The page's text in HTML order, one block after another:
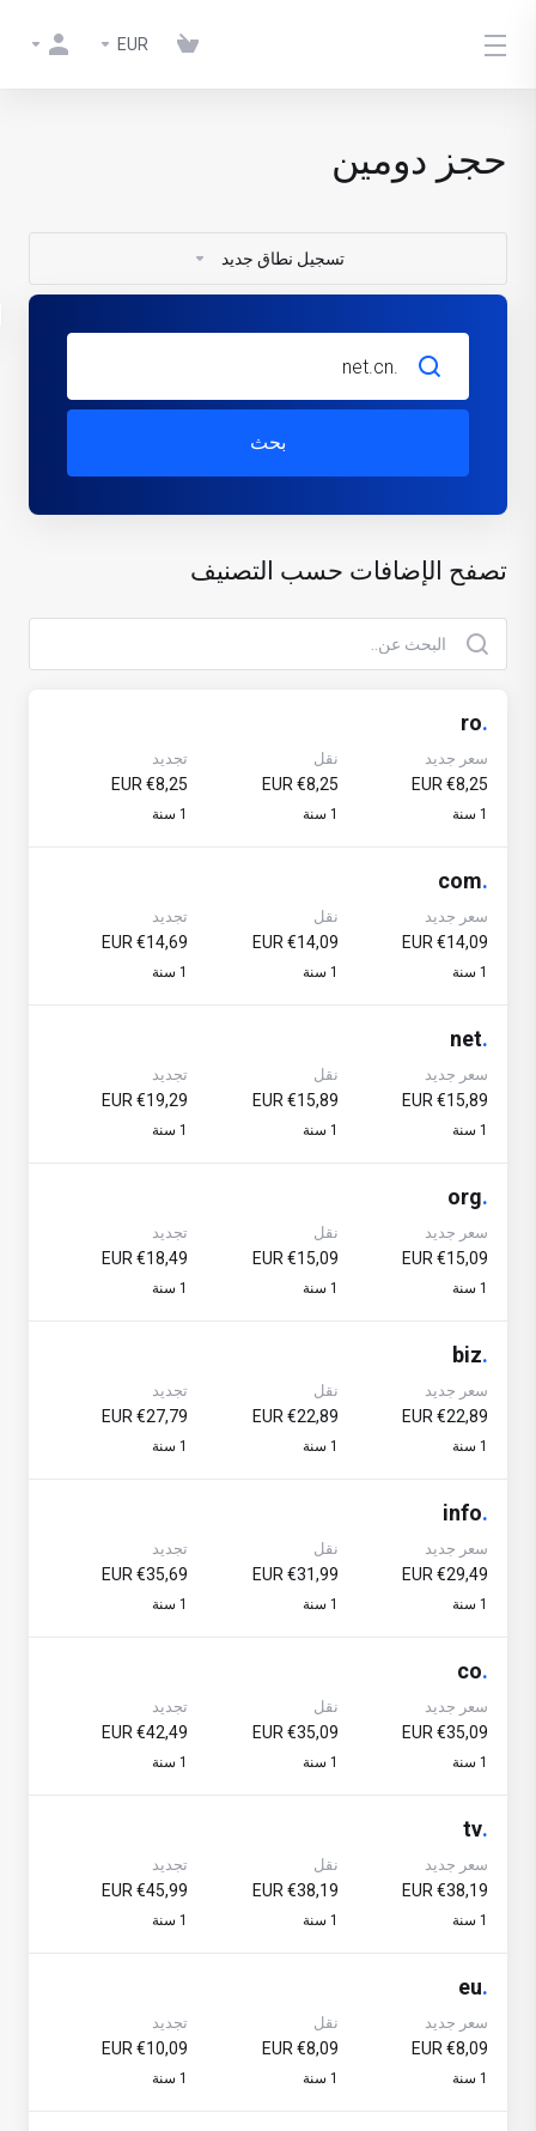
EUR
حجز دومين
تسجيل نطاق جديد
بحث
تصفح الإضافات حسب التصنيف
.
ro
سعر جديد
€8,25 EUR
1 سنة
نقل
€8,25 EUR
1 سنة
تجديد
€8,25 EUR
1 سنة
.
com
سعر جديد
€14,09 EUR
1 سنة
نقل
€14,09 EUR
1 سنة
تجديد
€14,69 EUR
1 سنة
.
net
سعر جديد
€15,89 EUR
1 سنة
نقل
€15,89 EUR
1 سنة
تجديد
€19,29 EUR
1 سنة
.
org
سعر جديد
€15,09 EUR
1 سنة
نقل
€15,09 EUR
1 سنة
تجديد
€18,49 EUR
1 سنة
.
biz
سعر جديد
€22,89 EUR
1 سنة
نقل
€22,89 EUR
1 سنة
تجديد
€27,79 EUR
1 سنة
.
info
سعر جديد
€29,49 EUR
1 سنة
نقل
€31,99 EUR
1 سنة
تجديد
€35,69 EUR
1 سنة
.
co
سعر جديد
€35,09 EUR
1 سنة
نقل
€35,09 EUR
1 سنة
تجديد
€42,49 EUR
1 سنة
.
tv
سعر جديد
€38,19 EUR
1 سنة
نقل
€38,19 EUR
1 سنة
تجديد
€45,99 EUR
1 سنة
.
eu
سعر جديد
€8,09 EUR
1 سنة
نقل
€8,09 EUR
1 سنة
تجديد
€10,09 EUR
1 سنة